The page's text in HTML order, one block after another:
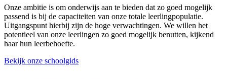
Onze ambitie is om onderwijs aan te bieden dat zo goed mogelijk
passend is bij de capaciteiten van onze totale leerlingpopulatie.
Uitgangspunt hierbij zijn de hoge verwachtingen. We willen het
potentieel van onze leerlingen zo goed mogelijk benutten, kijkend
haar hun leerbehoefte.
Bekijk onze schoolgids